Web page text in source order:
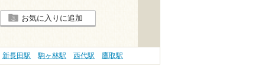
お気に入りに追加
新長田駅 駒ヶ林駅 西代駅 鷹取駅